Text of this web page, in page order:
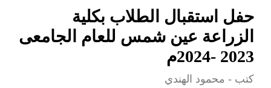
حفل استقبال الطلاب بكلية
الزراعة عين شمس للعام الجامعى
2023 -2024م
كتب - محمود الهندي